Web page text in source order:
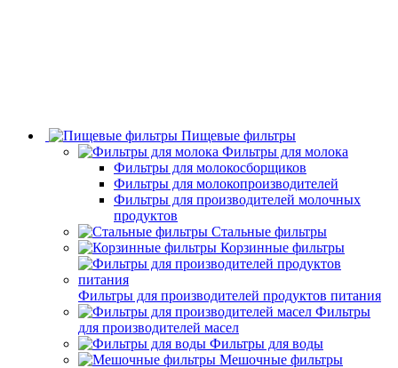
Пищевые фильтры
Фильтры для молока
Фильтры для молокосборщиков
Фильтры для молокопроизводителей
Фильтры для производителей молочных
продуктов
Стальные фильтры
Корзинные фильтры
Фильтры для производителей продуктов питания
Фильтры
для производителей масел
Фильтры для воды
Мешочные фильтры